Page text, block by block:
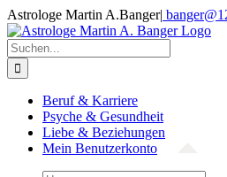
Zum
Inhalt
springen
Astrologe Martin A.Banger|
Facebook
Suche
nach:
Beruf & Karriere
Psyche & Gesundheit
Liebe & Beziehungen
Mein Benutzerkonto